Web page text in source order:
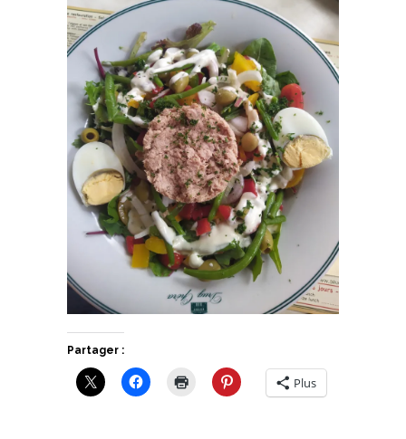
Partager :
Plus